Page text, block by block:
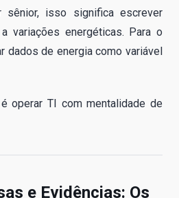
sênior, isso significa escrever
variações energéticas. Para o
dados de energia como variável
operar TI com mentalidade de
e Evidências: Os